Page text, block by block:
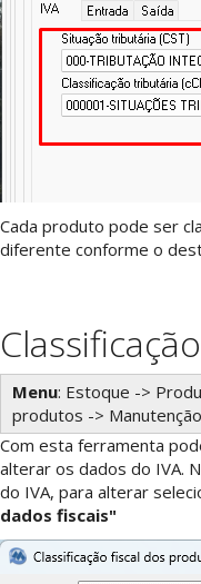
Cada produto pode ser
diferente conforme o
Menu: Estoque ->
produtos -> Manutenção
Com esta ferramenta
alterar os dados do IVA.
do IVA, para alterar
dados fiscais"